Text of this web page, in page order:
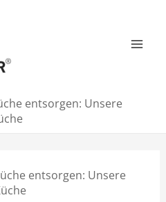
entsorgen: Unsere
entsorgen: Unsere